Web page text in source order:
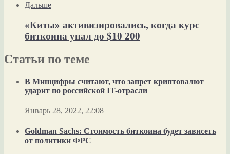
Дальше
«Киты» активизировались, когда курс
биткоина упал до $10 200
Статьи по теме
В Минцифры считают, что запрет криптовалют
ударит по российской IT-отрасли
Январь 28, 2022, 22:08
Goldman Sachs: Стоимость биткоина будет зависеть
от политики ФРС